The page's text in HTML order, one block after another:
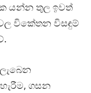
යන්න තුල ඉවත්
විකේතන විසඳුම්
ගසන